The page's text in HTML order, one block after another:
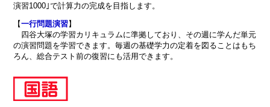
演習1000｣で計算力の完成を目指します。
【一行問題演習】
四谷大塚の学習カリキュラムに準拠しており、その週に学んだ単元
の演習問題を学習できます。毎週の基礎学力の定着を図ることはもち
ろん、総合テスト前の復習にも活用できます。